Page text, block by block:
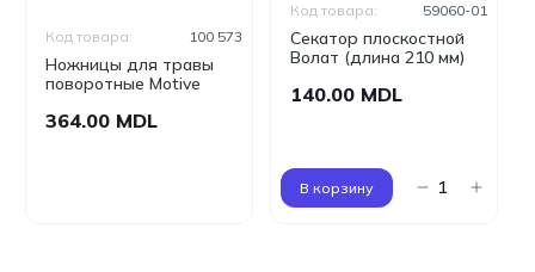
Ножницы для травы
поворотные Motive
Код товара: 100 573
364.00 MDL
Секатор плоскостной
Волат (длина 210 мм)
Код товара: 59060-01
140.00 MDL
В корзину